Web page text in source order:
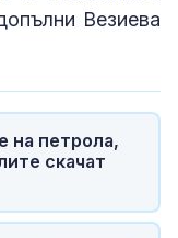
Везиева
на петрола,
скачат